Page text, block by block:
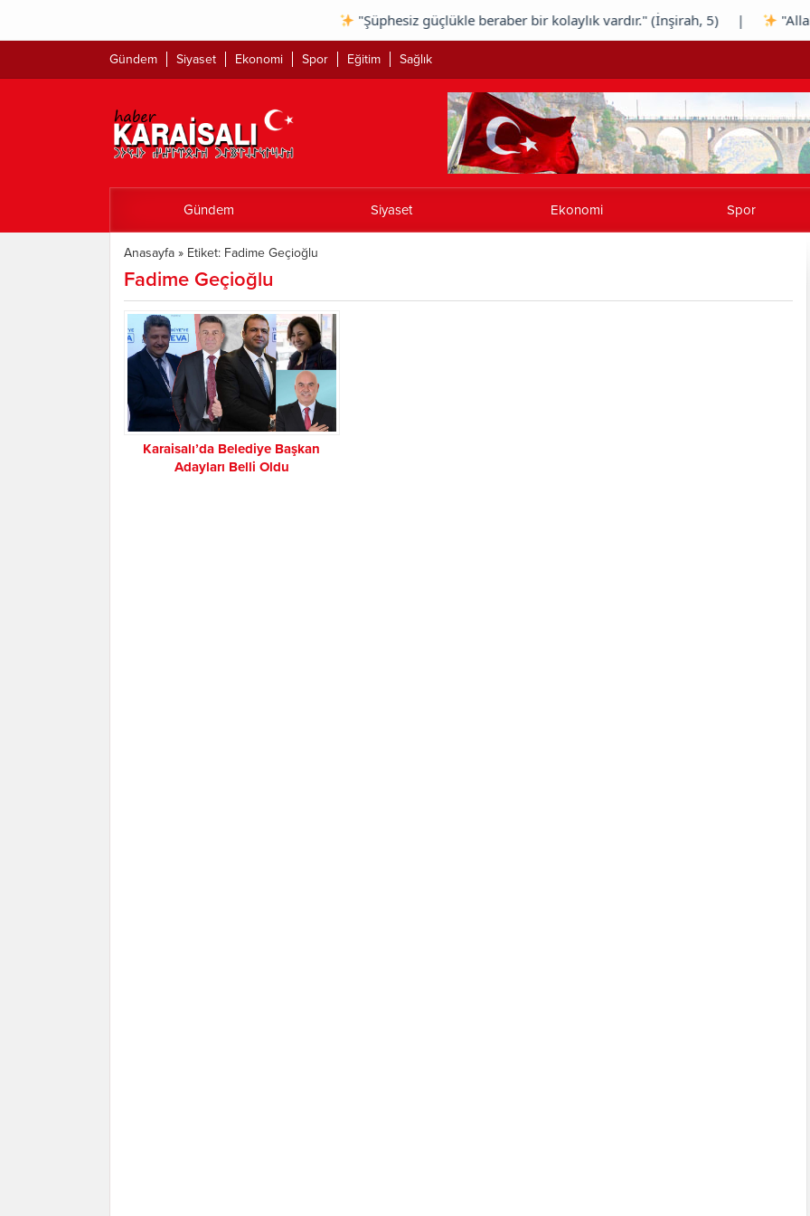
"Şüphesiz güçlükle beraber bir kolaylık vardır." (İnşirah, 5) | "Allah
Gündem Siyaset Ekonomi Spor Eğitim Sağlık
Gündem Siyaset Ekonomi Spor
Anasayfa » Etiket: Fadime Geçioğlu
Fadime Geçioğlu
Karaisalı’da Belediye Başkan
Adayları Belli Oldu